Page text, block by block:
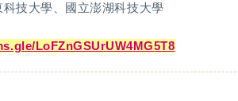
技大學、國立澎湖科技大學
LoFZnGSUrUW4MG5T8